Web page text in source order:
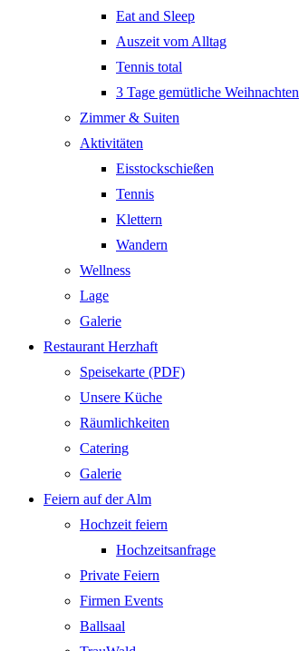
Eat and Sleep
Auszeit vom Alltag
Tennis total
3 Tage gemütliche Weihnachten
Zimmer & Suiten
Aktivitäten
Eisstockschießen
Tennis
Klettern
Wandern
Wellness
Lage
Galerie
Restaurant Herzhaft
Speisekarte (PDF)
Unsere Küche
Räumlichkeiten
Catering
Galerie
Feiern auf der Alm
Hochzeit feiern
Hochzeitsanfrage
Private Feiern
Firmen Events
Ballsaal